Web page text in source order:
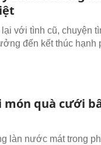
với tình cũ, chuyện
đến kết thúc hạnh
món quà cưới
làn nước mát trong